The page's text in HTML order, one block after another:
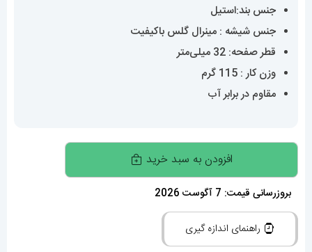
جنس بند:استیل
جنس شیشه : مینرال گلس باکیفیت
قطر صفحه: 32 میلی‌متر
وزن کار : 115 گرم
مقاوم در برابر آب
ساعت
پتک
فیلیپ
زنانه
افزودن به سبد خرید
بروزرسانی قیمت: 7 آگوست 2026
راهنمای اندازه گیری